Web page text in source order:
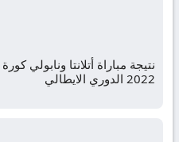
2022 الدوري الايطالي